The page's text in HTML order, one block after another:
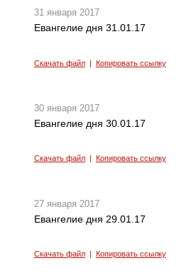
31 января 2017
Евангелие дня 31.01.17
Скачать файл| Копировать ссылку
30 января 2017
Евангелие дня 30.01.17
Скачать файл| Копировать ссылку
27 января 2017
Евангелие дня 29.01.17
Скачать файл| Копировать ссылку